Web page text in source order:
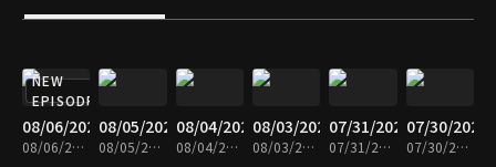
NEW
EPISODE
08/06/2026
08/06/2026 • 10분
08/05/2026
08/05/2026 • 10분
08/04/2026
08/04/2026 • 10분
08/03/2026
08/03/2026 • 10분
07/31/2026
07/31/2026 • 10분
07/30/2026
07/30/2026 • 10분